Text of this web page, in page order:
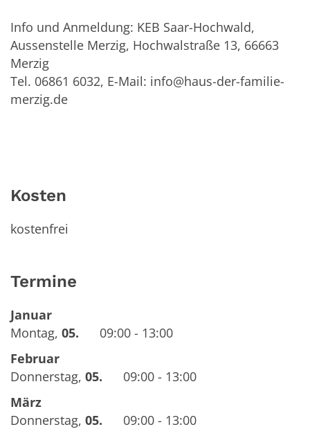
Info und Anmeldung: KEB Saar-Hochwald,
Aussenstelle Merzig, Hochwalstraße 13, 66663
Merzig
Tel. 06861 6032, E-Mail: info@haus-der-familie-
merzig.de
Kosten
kostenfrei
Termine
Januar
Montag, 05.
09:00 - 13:00
Februar
Donnerstag, 05.
09:00 - 13:00
März
Donnerstag, 05.
09:00 - 13:00